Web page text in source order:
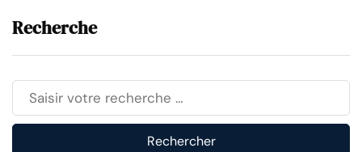
Recherche